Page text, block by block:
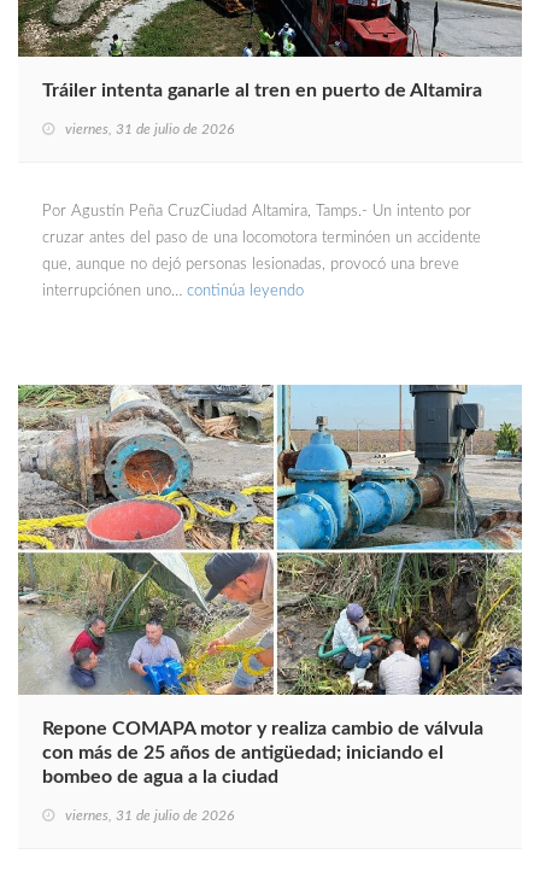
Tráiler intenta ganarle al tren en puerto de Altamira
viernes, 31 de julio de 2026
Por Agustín Peña CruzCiudad Altamira, Tamps.- Un intento por
cruzar antes del paso de una locomotora terminóen un accidente
que, aunque no dejó personas lesionadas, provocó una breve
interrupciónen uno… continúa leyendo
Repone COMAPA motor y realiza cambio de válvula
con más de 25 años de antigüedad; iniciando el
bombeo de agua a la ciudad
viernes, 31 de julio de 2026